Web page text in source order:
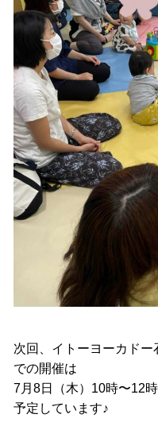
次回、イトーヨーカド
での開催は
7月8日（木）10時〜12
予定しています♪